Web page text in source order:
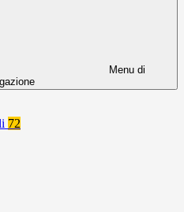
Menu di
72